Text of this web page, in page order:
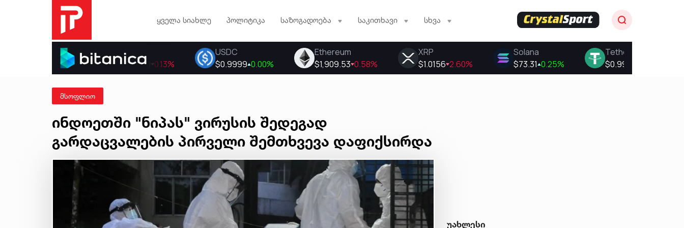
ყველა სიახლე პოლიტიკა საზოგადოება საკითხავი სხვა
მსოფლიო
ინდოეთში "ნიპას" ვირუსის შედეგად
გარდაცვალების პირველი შემთხვევა დაფიქსირდა
უახლესი